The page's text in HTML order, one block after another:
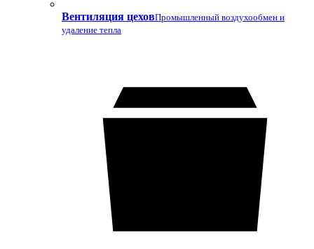
Вентиляция цеховПромышленный воздухообмен и
удаление тепла